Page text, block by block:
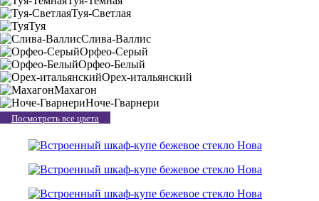
Туя-Светлая
Туя
Слива-Валлис
Орфео-Серый
Орфео-Белый
Орех-итальянский
Махагон
Ноче-Гварнери
Посмотреть все цвета